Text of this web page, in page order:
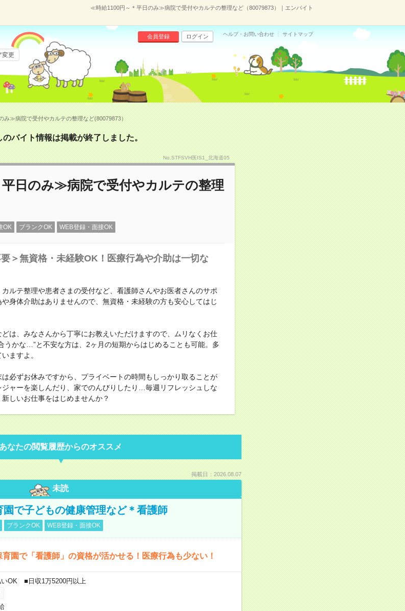
≪時給1100円～＊平日のみ≫病院で受付やカルテの整理など（80079873）｜エンバイト
会員登録 ログイン ヘルプ・お問い合わせ サイトマップ
変更
み≫病院で受付やカルテの整理など(80079873）
のバイト情報は掲載が終了しました。
No.STFSVH医IS1_北海道05
日のみ≫病院で受付やカルテの整理
OK ブランクOK WEB登録・面接OK
＞無資格・未経験OK！医療行為や介助は一切な
カルテ整理や患者さまの受付など、看護師さんやお医者さんのサポ
身体介助はありませんので、無資格・未経験の方も安心してはじ
は、みなさんから丁寧にお教えいただけますので、ムリなくお仕
うかな…”と不安な方は、2ヶ月の短期からはじめることも可能。多
ますよ。
は必ずお休みですから、プライベートの時間もしっかり取ることが
ャーを楽しんだり、家でのんびりしたり…毎週リフレッシュしな
しいお仕事をはじめませんか？
あなたの閲覧履歴からのオススメ
掲載日：2026.08.07
未読
園で子どもの健康管理など＊看護師
ブランクOK WEB登録・面接OK
育園で「看護師」の資格が活かせる！医療行為も少ない！
OK ■日収1万5200円以上